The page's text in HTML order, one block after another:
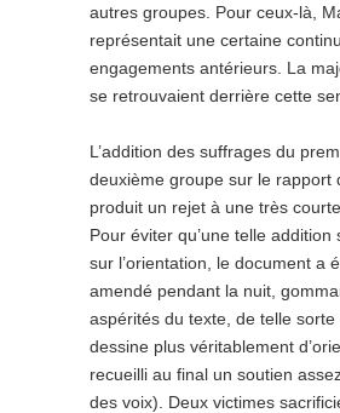
autres groupes. Pour ceux-là,
représentait une certaine
engagements antérieurs. La
se retrouvaient derrière cette
L’addition des suffrages du
deuxième groupe sur le rapport
produit un rejet à une très
Pour éviter qu’une telle addition
sur l’orientation, le document a
amendé pendant la nuit,
aspérités du texte, de telle sorte
dessine plus véritablement
recueilli au final un soutien
des voix). Deux victimes